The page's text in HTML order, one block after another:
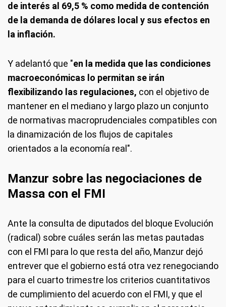
de interés al 69,5 % como medida de contención
de la demanda de dólares local y sus efectos en
la inflación.
Y adelantó que "en la medida que las condiciones
macroeconómicas lo permitan se irán
flexibilizando las regulaciones, con el objetivo de
mantener en el mediano y largo plazo un conjunto
de normativas macroprudenciales compatibles con
la dinamización de los flujos de capitales
orientados a la economía real".
Manzur sobre las negociaciones de
Massa con el FMI
Ante la consulta de diputados del bloque Evolución
(radical) sobre cuáles serán las metas pautadas
con el FMI para lo que resta del año, Manzur dejó
entrever que el gobierno está otra vez renegociando
para el cuarto trimestre los criterios cuantitativos
de cumplimiento del acuerdo con el FMI, y que el